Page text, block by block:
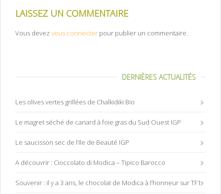
LAISSEZ UN COMMENTAIRE
Vous devez vous connecter pour publier un commentaire.
DERNIÈRES ACTUALITÉS
Les olives vertes grillées de Chalkidiki Bio
Le magret séché de canard à foie gras du Sud Ouest IGP
Le saucisson sec de l’Ile de Beauté IGP
A découvrir : Cioccolato di Modica – Tipico Barocco
Souvenir : il y a 3 ans, le chocolat de Modica à l’honneur sur TF1